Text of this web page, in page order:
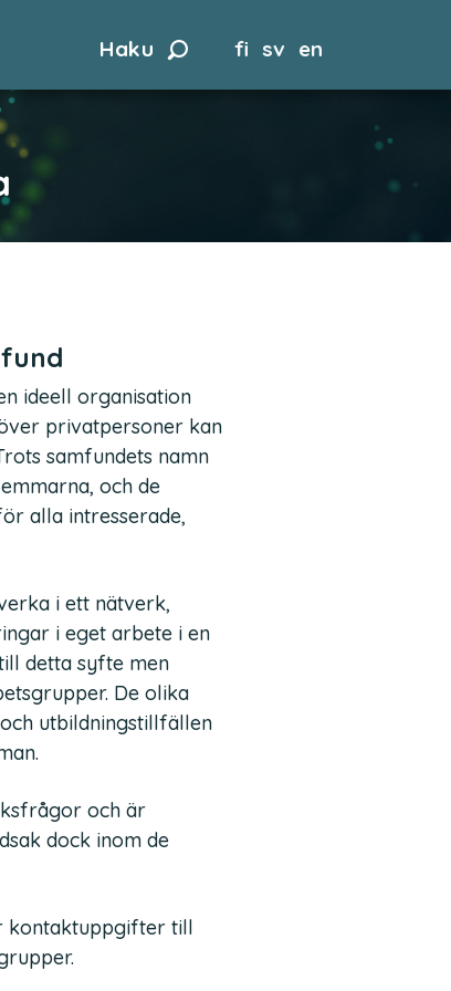
Haku fi sv en
ideell organisation
privatpersoner kan
samfundets namn
och de
alla intresserade,
i ett nätverk,
i eget arbete i en
detta syfte men
De olika
utbildningstillfällen
och är
dock inom de
kontaktuppgifter till